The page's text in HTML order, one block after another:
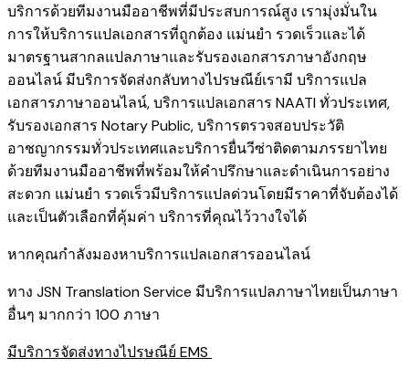
บริการด้วยทีมงานมืออาชีพที่มีประสบการณ์สูง เรามุ่งมั่นใน
การให้บริการแปลเอกสารที่ถูกต้อง แม่นยำ รวดเร็วและได้
มาตรฐานสากลแปลภาษาและรับรองเอกสารภาษาอังกฤษ
ออนไลน์ มีบริการจัดส่งกลับทางไปรษณีย์เรามี บริการแปล
เอกสารภาษาออนไลน์,บริการแปลเอกสาร NAATI ​ทั่วประเทศ,
รับรองเอกสาร Notary Public,บริการตรวจสอบประวัติ
อาชญากรรม​ทั่วประเทศและบริการยื่นวีซ่าติดตามภรรยาไทย
ด้วยทีมงานมืออาชีพที่พร้อมให้คำปรึกษาและดำเนินการอย่าง
สะดวก แม่นยำ รวดเร็วมีบริการแปลด่วนโดยมีราคาที่จับต้องได้
และเป็นตัวเลือกที่คุ้มค่า บริการที่คุณไว้วางใจได้
หากคุณกำลังมองหาบริการแปลเอกสารออนไลน์
ทาง JSN Translation Service มีบริการแปลภาษาไทยเป็นภาษา
อื่นๆ มากกว่า 100 ภาษา
มีบริการจัดส่งทางไปรษณีย์ EMS